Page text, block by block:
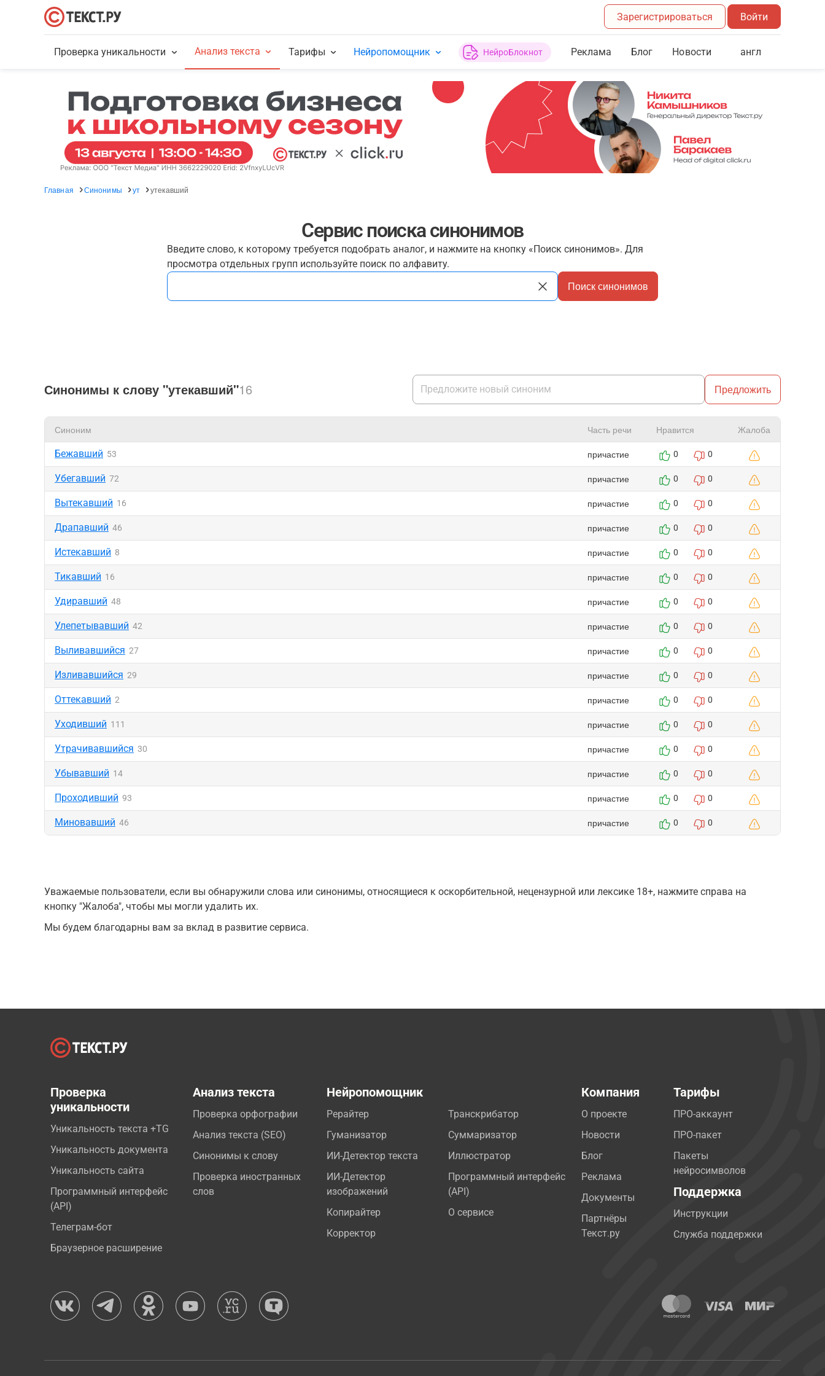
Зарегистрироваться Войти
Проверка уникальности Анализ текста Тарифы Нейропомощник НейроБлокнот Реклама Блог Новости англ
Главная Синонимы ут утекавший
Сервис поиска синонимов
Введите слово, к которому требуется подобрать аналог, и нажмите на кнопку «Поиск синонимов». Для
просмотра отдельных групп используйте поиск по алфавиту.
Поиск синонимов
Синонимы к слову "утекавший"16 Предложить
Синоним Часть речи Нравится Жалоба
Бежавший 53 причастие 0 0
Убегавший 72 причастие 0 0
Вытекавший 16 причастие 0 0
Драпавший 46 причастие 0 0
Истекавший 8 причастие 0 0
Тикавший 16 причастие 0 0
Удиравший 48 причастие 0 0
Улепетывавший 42 причастие 0 0
Выливавшийся 27 причастие 0 0
Изливавшийся 29 причастие 0 0
Оттекавший 2 причастие 0 0
Уходивший 111 причастие 0 0
Утрачивавшийся 30 причастие 0 0
Убывавший 14 причастие 0 0
Проходивший 93 причастие 0 0
Миновавший 46 причастие 0 0
Уважаемые пользователи, если вы обнаружили слова или синонимы, относящиеся к оскорбительной, нецензурной или лексике 18+, нажмите справа на
кнопку "Жалоба", чтобы мы могли удалить их.
Мы будем благодарны вам за вклад в развитие сервиса.
Проверка
уникальности
Уникальность текста +TG
Уникальность документа
Уникальность сайта
Программный интерфейс
(API)
Телеграм-бот
Браузерное расширение
Анализ текста
Проверка орфографии
Анализ текста (SEO)
Синонимы к слову
Проверка иностранных
слов
Нейропомощник
Рерайтер
Гуманизатор
ИИ-Детектор текста
ИИ-Детектор
изображений
Копирайтер
Корректор
Транскрибатор
Суммаризатор
Иллюстратор
Программный интерфейс
(API)
О сервисе
Компания
О проекте
Новости
Блог
Реклама
Документы
Партнёры
Текст.ру
Тарифы
ПРО-аккаунт
ПРО-пакет
Пакеты
нейросимволов
Поддержка
Инструкции
Служба поддержки